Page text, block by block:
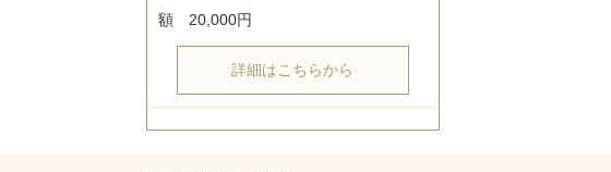
詳細はこちらから